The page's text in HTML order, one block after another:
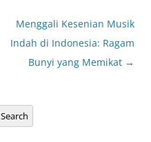
Menggali Kesenian Musik
Indah di Indonesia: Ragam
Bunyi yang Memikat →
Search